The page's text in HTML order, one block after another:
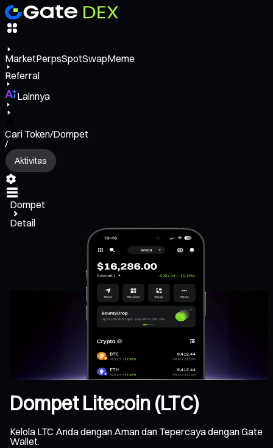
MarketPerpsSpotSwapMeme
Referral
Lainnya
Cari Token/Dompet
/
Aktivitas
Dompet
Detail
Dompet Litecoin (LTC)
Kelola LTC Anda dengan Aman dan Tepercaya dengan Gate
Wallet.